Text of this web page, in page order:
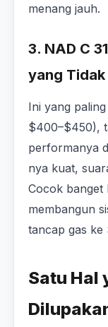
menang jauh.
3. NAD C
yang Tidak
Ini yang
$400–$450),
performanya
nya kuat,
Cocok banget
membangun
tancap gas ke
Satu Hal